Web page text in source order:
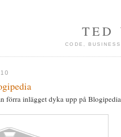
TED
CODE,
förra inlägget dyka upp på